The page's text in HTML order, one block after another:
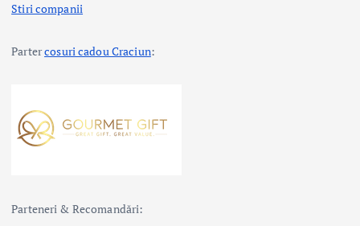
Stiri companii
Partercosuri cadou Craciun:
Parteneri & Recomandări: